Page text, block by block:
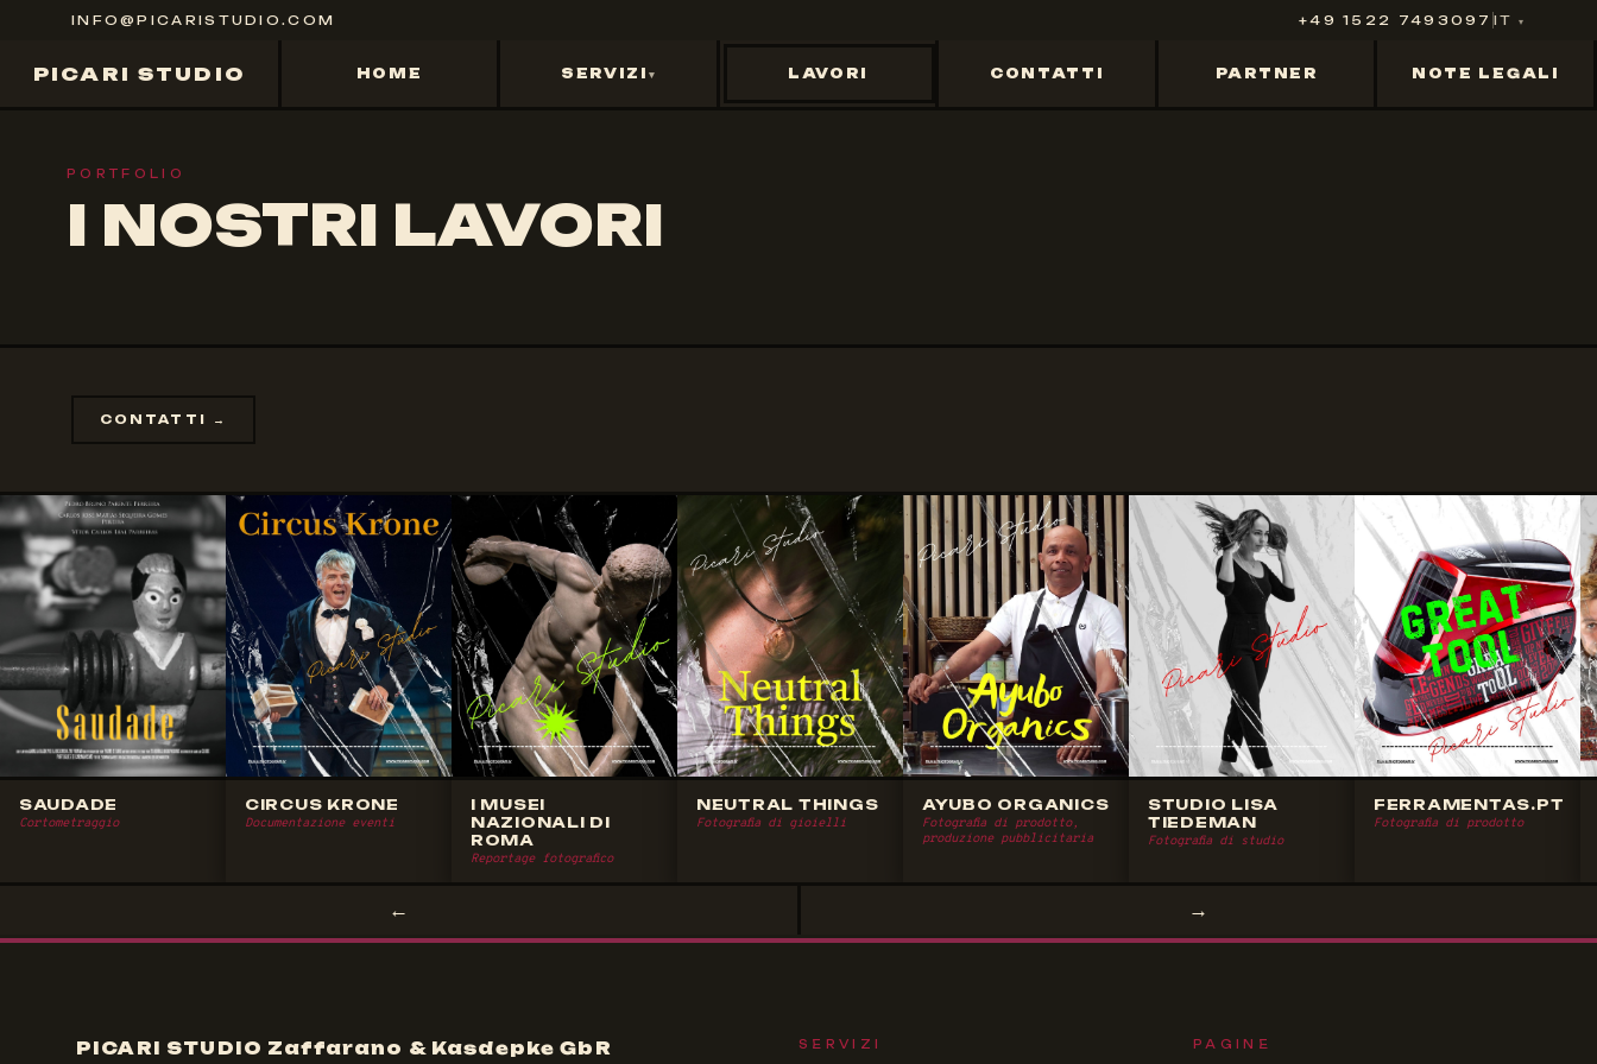
INFO@PICARISTUDIO.COM +49 1522 7493097 IT
PICARI STUDIO HOME SERVIZI LAVORI CONTATTI PARTNER NOTE LEGALI
PORTFOLIO
I NOSTRI LAVORI
CONTATTI →
SAUDADE
Cortometraggio
CIRCUS KRONE
Documentazione eventi
I MUSEI
NAZIONALI DI
ROMA
Reportage fotografico
NEUTRAL THINGS
Fotografia di gioielli
AYUBO ORGANICS
Fotografia di prodotto,
produzione pubblicitaria
STUDIO LISA
TIEDEMAN
Fotografia di studio
FERRAMENTAS.PT
Fotografia di prodotto
← →
PICARI STUDIO Zaffarano & Kasdepke GbR SERVIZI PAGINE